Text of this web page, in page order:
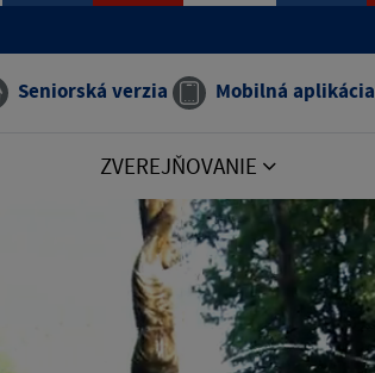
Seniorská verzia Mobilná aplikácia
ZVEREJŇOVANIE